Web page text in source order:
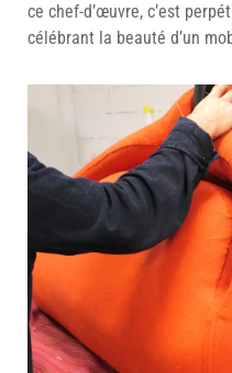
ce chef-d’œuvre, c’est
célébrant la beauté d’un